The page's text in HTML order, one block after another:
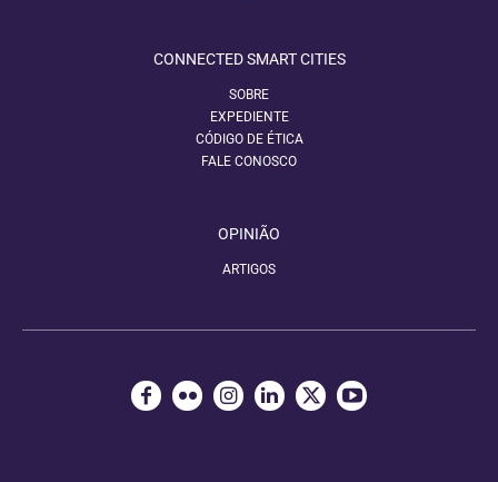
CONNECTED SMART CITIES
SOBRE
EXPEDIENTE
CÓDIGO DE ÉTICA
FALE CONOSCO
OPINIÃO
ARTIGOS